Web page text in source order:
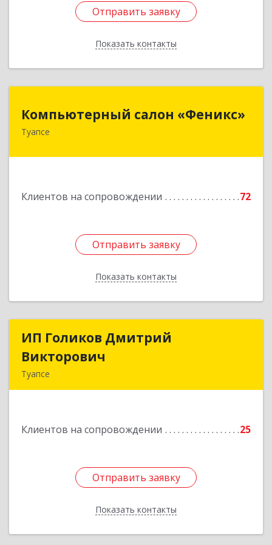
Отправить заявку
Показать контакты
Отправить заявку
Назад
Компьютерный салон «Феникс»
Туапсе
Клиентов на сопровождении 72
Отправить заявку
Показать контакты
Компьютерный салон «Феникс»
352800, Краснодарский край, Туапсинский р-н,
Отправить заявку
Назад
ИП Голиков Дмитрий
Викторович
Туапсе
Клиентов на сопровождении 25
Отправить заявку
Показать контакты
ИП Голиков Дмитрий
Подробнее
Отправить заявку
Назад